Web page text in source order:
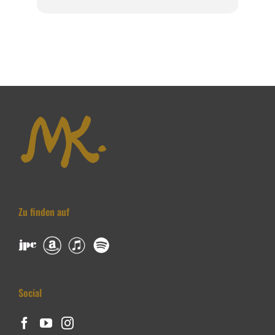
Zu finden auf
Social